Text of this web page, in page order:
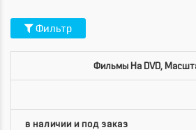
Фильтр
Фильмы На DVD,